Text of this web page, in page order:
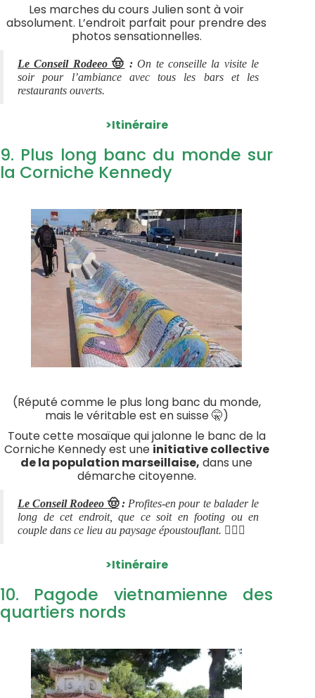
Les marches du cours Julien sont à voir
absolument. L’endroit parfait pour prendre des
photos sensationnelles.
Le Conseil Rodeeo🤠 :On te conseille la visite le
soir pour l’ambiance avec tous les bars et les
restaurants ouverts.
>Itinéraire
9. Plus long banc du monde sur
la Corniche Kennedy
(Réputé comme le plus long banc du monde,
mais le véritable est en suisse 🤫)
Toute cette mosaïque qui jalonne le banc de la
Corniche Kennedy est une initiative collective
de la population marseillaise, dans une
démarche citoyenne.
Le Conseil Rodeeo 🤠: Profites-en pour te balader le
long de cet endroit, que ce soit en footing ou en
couple dans ce lieu au paysage époustouflant. 🏃🏻‍♂️
>Itinéraire
10. Pagode vietnamienne des
quartiers nords